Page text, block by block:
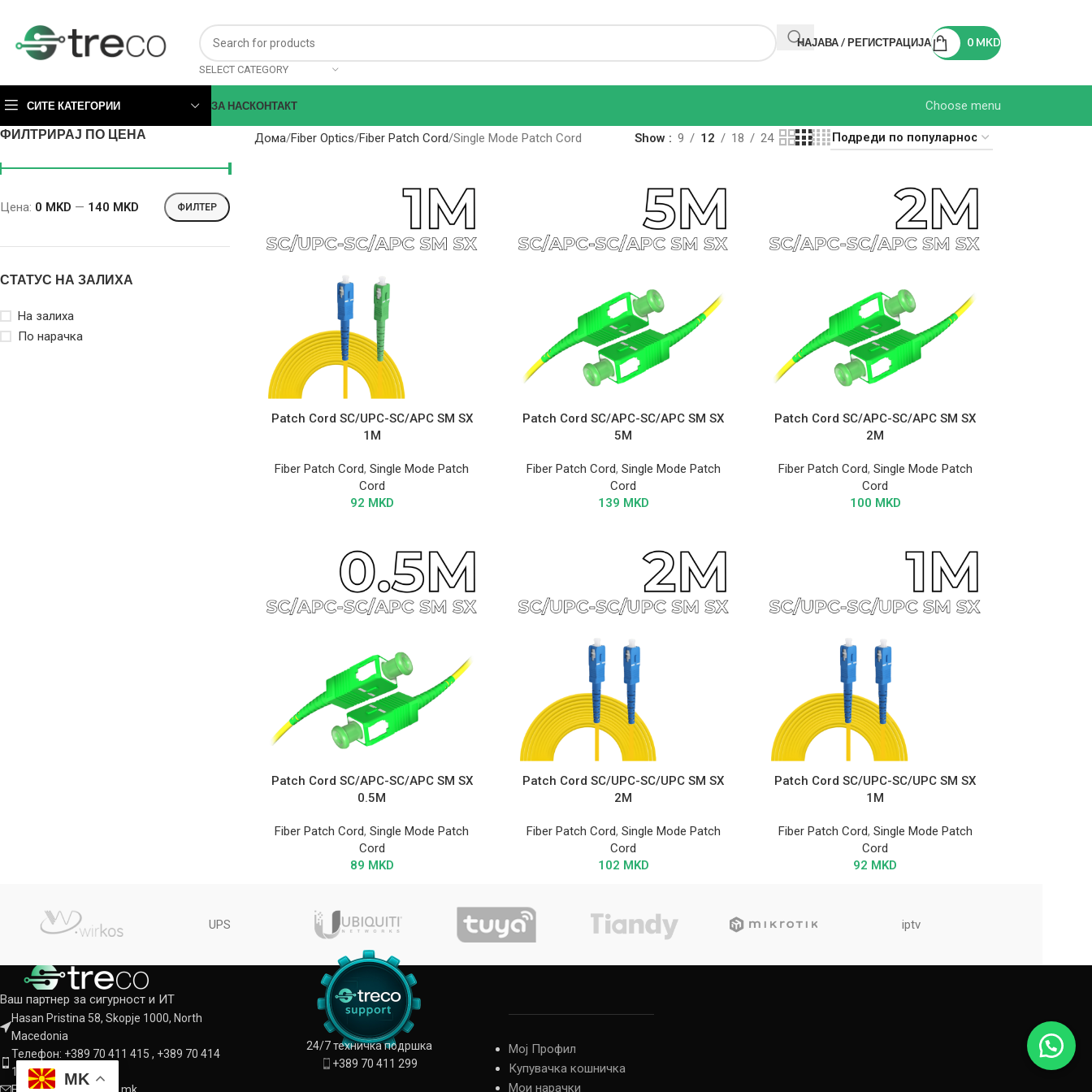
SELECT CATEGORY
НАЈАВА / РЕГИСТРАЦИЈА 0 MKD
СИТЕ КАТЕГОРИИ ЗА НАСКОНТАКТ Choose menu
ФИЛТРИРАЈ ПО ЦЕНА
ФИЛТЕР
Цена: 0 MKD — 140 MKD
СТАТУС НА ЗАЛИХА
На залиха
По нарачка
Дома Fiber Optics Fiber Patch Cord Single Mode Patch Cord Show 9 12 18 24
Patch Cord SC/UPC-SC/APC SM SX
1M
Fiber Patch Cord,Single Mode Patch
Cord
92 MKD
Patch Cord SC/APC-SC/APC SM SX
5M
Fiber Patch Cord, Single Mode Patch
Cord
139 MKD
Patch Cord SC/APC-SC/APC SM SX
2M
Fiber Patch Cord, Single Mode Patch
Cord
100 MKD
Patch Cord SC/APC-SC/APC SM SX
0.5M
Fiber Patch Cord,Single Mode Patch
Cord
89 MKD
Patch Cord SC/UPC-SC/UPC SM SX
2M
Fiber Patch Cord, Single Mode Patch
Cord
102 MKD
Patch Cord SC/UPC-SC/UPC SM SX
1M
Fiber Patch Cord, Single Mode Patch
Cord
92 MKD
UPS iptv
Ваш партнер за сигурност и ИТ
Hasan Pristina 58, Skopje 1000, North
Macedonia
Телефон: +389 70 411 415 , +389 70 414
142
24/7 техничка подршка
+389 70 411 299
Мој Профил
Купувачка кошничка
Мои нарачки
MK